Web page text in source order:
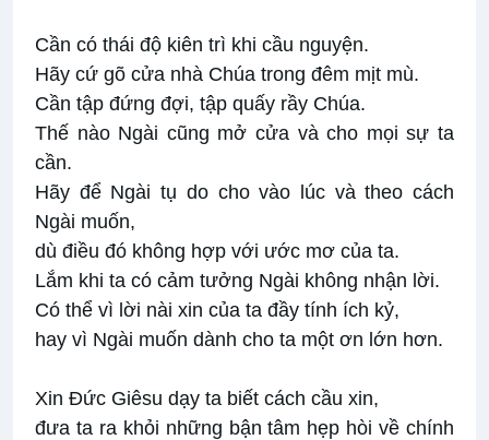
Cần có thái độ kiên trì khi cầu nguyện.
Hãy cứ gõ cửa nhà Chúa trong đêm mịt mù.
Cần tập đứng đợi, tập quấy rầy Chúa.
Thế nào Ngài cũng mở cửa và cho mọi sự ta
cần.
Hãy để Ngài tụ do cho vào lúc và theo cách
Ngài muốn,
dù điều đó không hợp với ước mơ của ta.
Lắm khi ta có cảm tưởng Ngài không nhận lời.
Có thể vì lời nài xin của ta đầy tính ích kỷ,
hay vì Ngài muốn dành cho ta một ơn lớn hơn.
Xin Ðức Giêsu dạy ta biết cách cầu xin,
đưa ta ra khỏi những bận tâm hẹp hòi về chính